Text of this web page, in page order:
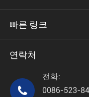
빠른 링크
연락처

전화:
0086-523-